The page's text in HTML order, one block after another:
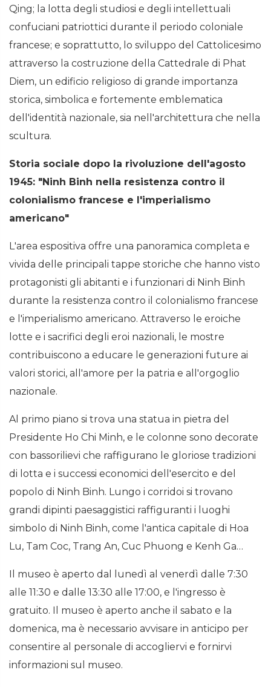
Qing; la lotta degli studiosi e degli intellettuali
confuciani patriottici durante il periodo coloniale
francese; e soprattutto, lo sviluppo del Cattolicesimo
attraverso la costruzione della Cattedrale di Phat
Diem, un edificio religioso di grande importanza
storica, simbolica e fortemente emblematica
dell'identità nazionale, sia nell'architettura che nella
scultura.
Storia sociale dopo la rivoluzione dell'agosto
1945: "Ninh Binh nella resistenza contro il
colonialismo francese e l'imperialismo
americano"
L'area espositiva offre una panoramica completa e
vivida delle principali tappe storiche che hanno visto
protagonisti gli abitanti e i funzionari di Ninh Binh
durante la resistenza contro il colonialismo francese
e l'imperialismo americano. Attraverso le eroiche
lotte e i sacrifici degli eroi nazionali, le mostre
contribuiscono a educare le generazioni future ai
valori storici, all'amore per la patria e all'orgoglio
nazionale.
Al primo piano si trova una statua in pietra del
Presidente Ho Chi Minh, e le colonne sono decorate
con bassorilievi che raffigurano le gloriose tradizioni
di lotta e i successi economici dell'esercito e del
popolo di Ninh Binh. Lungo i corridoi si trovano
grandi dipinti paesaggistici raffiguranti i luoghi
simbolo di Ninh Binh, come l'antica capitale di Hoa
Lu, Tam Coc, Trang An, Cuc Phuong e Kenh Ga…
Il museo è aperto dal lunedì al venerdì dalle 7:30
alle 11:30 e dalle 13:30 alle 17:00, e l'ingresso è
gratuito. Il museo è aperto anche il sabato e la
domenica, ma è necessario avvisare in anticipo per
consentire al personale di accogliervi e fornirvi
informazioni sul museo.